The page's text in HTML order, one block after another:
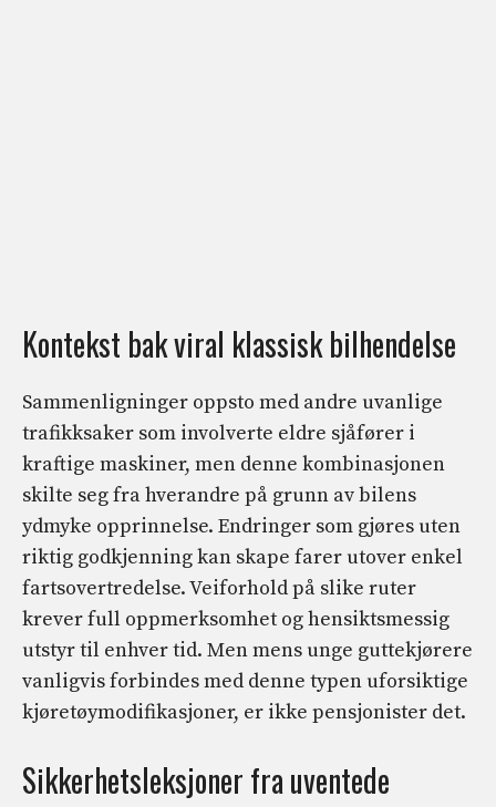
Kontekst bak viral klassisk bilhendelse
Sammenligninger oppsto med andre uvanlige
trafikksaker som involverte eldre sjåfører i
kraftige maskiner, men denne kombinasjonen
skilte seg fra hverandre på grunn av bilens
ydmyke opprinnelse. Endringer som gjøres uten
riktig godkjenning kan skape farer utover enkel
fartsovertredelse. Veiforhold på slike ruter
krever full oppmerksomhet og hensiktsmessig
utstyr til enhver tid. Men mens unge guttekjørere
vanligvis forbindes med denne typen uforsiktige
kjøretøymodifikasjoner, er ikke pensjonister det.
Sikkerhetsleksjoner fra uventede